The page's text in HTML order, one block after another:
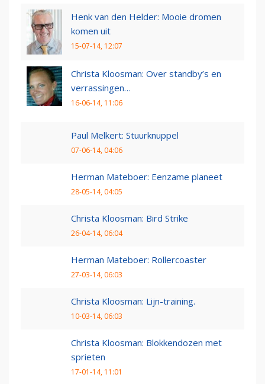
Henk van den Helder: Mooie dromen
komen uit
15-07-14, 12:07
Christa Kloosman: Over standby’s en
verrassingen…
16-06-14, 11:06
Paul Melkert: Stuurknuppel
07-06-14, 04:06
Herman Mateboer: Eenzame planeet
28-05-14, 04:05
Christa Kloosman: Bird Strike
26-04-14, 06:04
Herman Mateboer: Rollercoaster
27-03-14, 06:03
Christa Kloosman: Lijn-training.
10-03-14, 06:03
Christa Kloosman: Blokkendozen met
sprieten
17-01-14, 11:01